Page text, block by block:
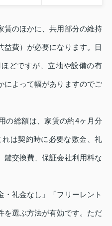
賃のほかに、共用部分の維持
費）が必要になります。目
どですが、立地や設備の有
によって幅がありますのでご
の総額は、家賃の約4ヶ月分
は契約時に必要な敷金、礼
鍵交換費、保証会社利用料な
礼金なし」「フリーレント
を選ぶ方法が有効です。ただ